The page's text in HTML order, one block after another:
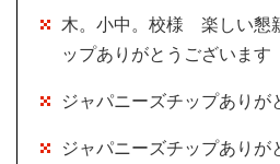
木。小中。校様 楽しい懇
ップありがとうございます
ジャパニーズチップあり
ジャパニーズチップありが